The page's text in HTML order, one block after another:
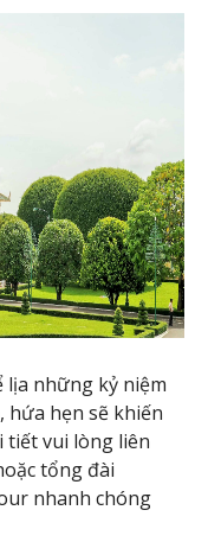
lịa những kỷ niệm
hứa hẹn sẽ khiến
tiết vui lòng liên
tổng đài
nhanh chóng